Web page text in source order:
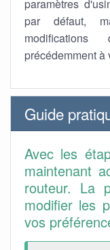
paramètres
par défaut,
précédemment à
Guide
Avec les
maintenant
routeur. La
modifier les
vos